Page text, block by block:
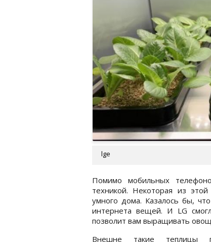
lge
Помимо мобильных
техникой. Некоторая из
умного дома. Казалось бы,
интернета вещей. И LG
позволит вам выращивать
Внешне такие теплицы